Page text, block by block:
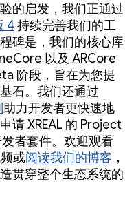
的启发，我们正通过
4 持续完善我们的工
碑是，我们的核心库
以及 ARCore
阶段，旨在为您提
石。我们还通过
助力开发者更快速地
请 XREAL 的 Project
者套件。欢迎观看
或阅读我们的博客 ，
贯穿整个生态系统的